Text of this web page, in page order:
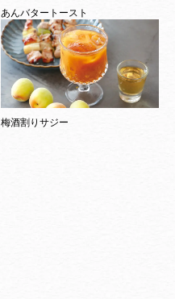
あんバタートースト
梅酒割りサジー